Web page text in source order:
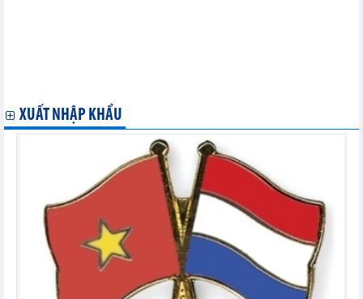
XUẤT NHẬP KHẨU